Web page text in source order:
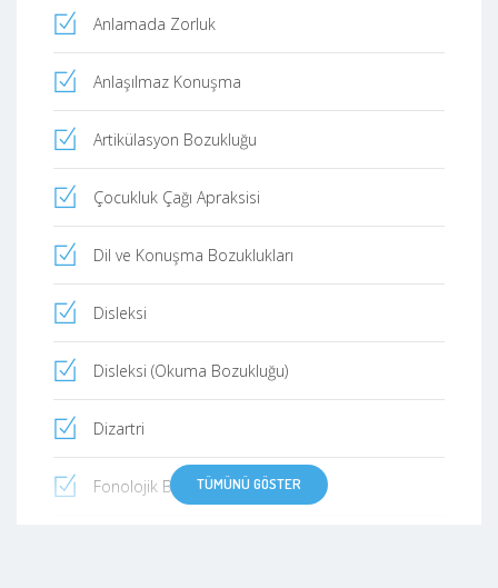
Anlamada Zorluk
Anlaşılmaz Konuşma
Artikülasyon Bozukluğu
Çocukluk Çağı Apraksisi
Dil ve Konuşma Bozuklukları
Disleksi
Disleksi (Okuma Bozukluğu)
Dizartri
Fonolojik BozukluklarTÜMÜNÜ GÖSTER